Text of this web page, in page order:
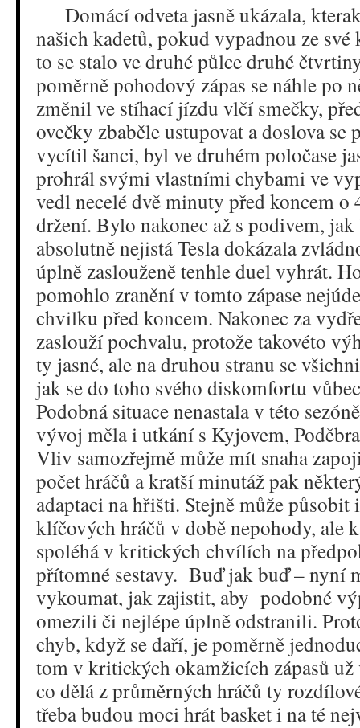
Domácí odveta jasně ukázala,
našich kadetů, pokud vypadnou ze
to se stalo ve druhé půlce druhé
poměrně pohodový zápas se náhle po
změnil ve stíhací jízdu vlčí smečky,
ovečky zbaběle ustupovat a doslova se
vycítil šanci, byl ve druhém poločase
prohrál svými vlastními chybami ve
vedl necelé dvě minuty před koncem
držení. Bylo nakonec až s podivem, jak
absolutně nejistá Tesla dokázala
úplně zaslouženě tenhle duel vyhrát.
pomohlo zranění v tomto zápase
chvilku před koncem. Nakonec za
zaslouží pochvalu, protože takovéto
ty jasné, ale na druhou stranu se
jak se do toho svého diskomfortu
Podobná situace nenastala v této
vývoj měla i utkání s Kyjovem,
Vliv samozřejmě může mít snaha
počet hráčů a kratší minutáž pak
adaptaci na hřišti. Stejně může
klíčových hráčů v době nepohody, ale
spoléhá v kritických chvílích na
přítomné sestavy. Buď jak buď – nyní
vykoumat, jak zajistit, aby podobné
omezili či nejlépe úplně odstranili.
chyb, když se daří, je poměrně
tom v kritických okamžicích zápasů už
co dělá z průměrných hráčů ty
třeba budou moci hrát basket i na té